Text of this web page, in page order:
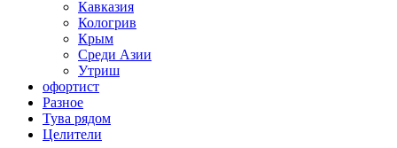
Кавказия
Кологрив
Крым
Среди Азии
Утриш
офортист
Разное
Тува рядом
Целители